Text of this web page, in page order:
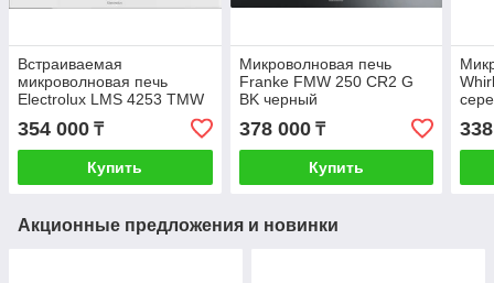
Встраиваемая
микроволновая печь
Electrolux LMS 4253 TMW
354 000 ₸
Купить
Микроволновая печь
Franke FMW 250 CR2 G
BK черный
378 000₸
Купить
Акционные предложения и новинки